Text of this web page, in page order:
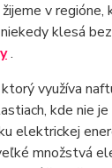
v
klesá
.
využíva
kde nie
elektrickej
množstvá